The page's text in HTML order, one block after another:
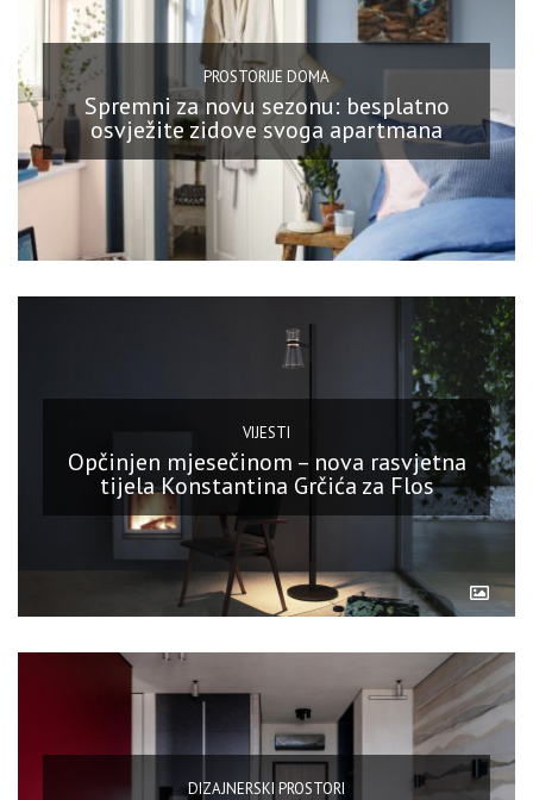
PROSTORIJE DOMA
Spremni za novu sezonu: besplatno
osvježite zidove svoga apartmana
VIJESTI
Opčinjen mjesečinom – nova rasvjetna
tijela Konstantina Grčića za Flos
DIZAJNERSKI PROSTORI